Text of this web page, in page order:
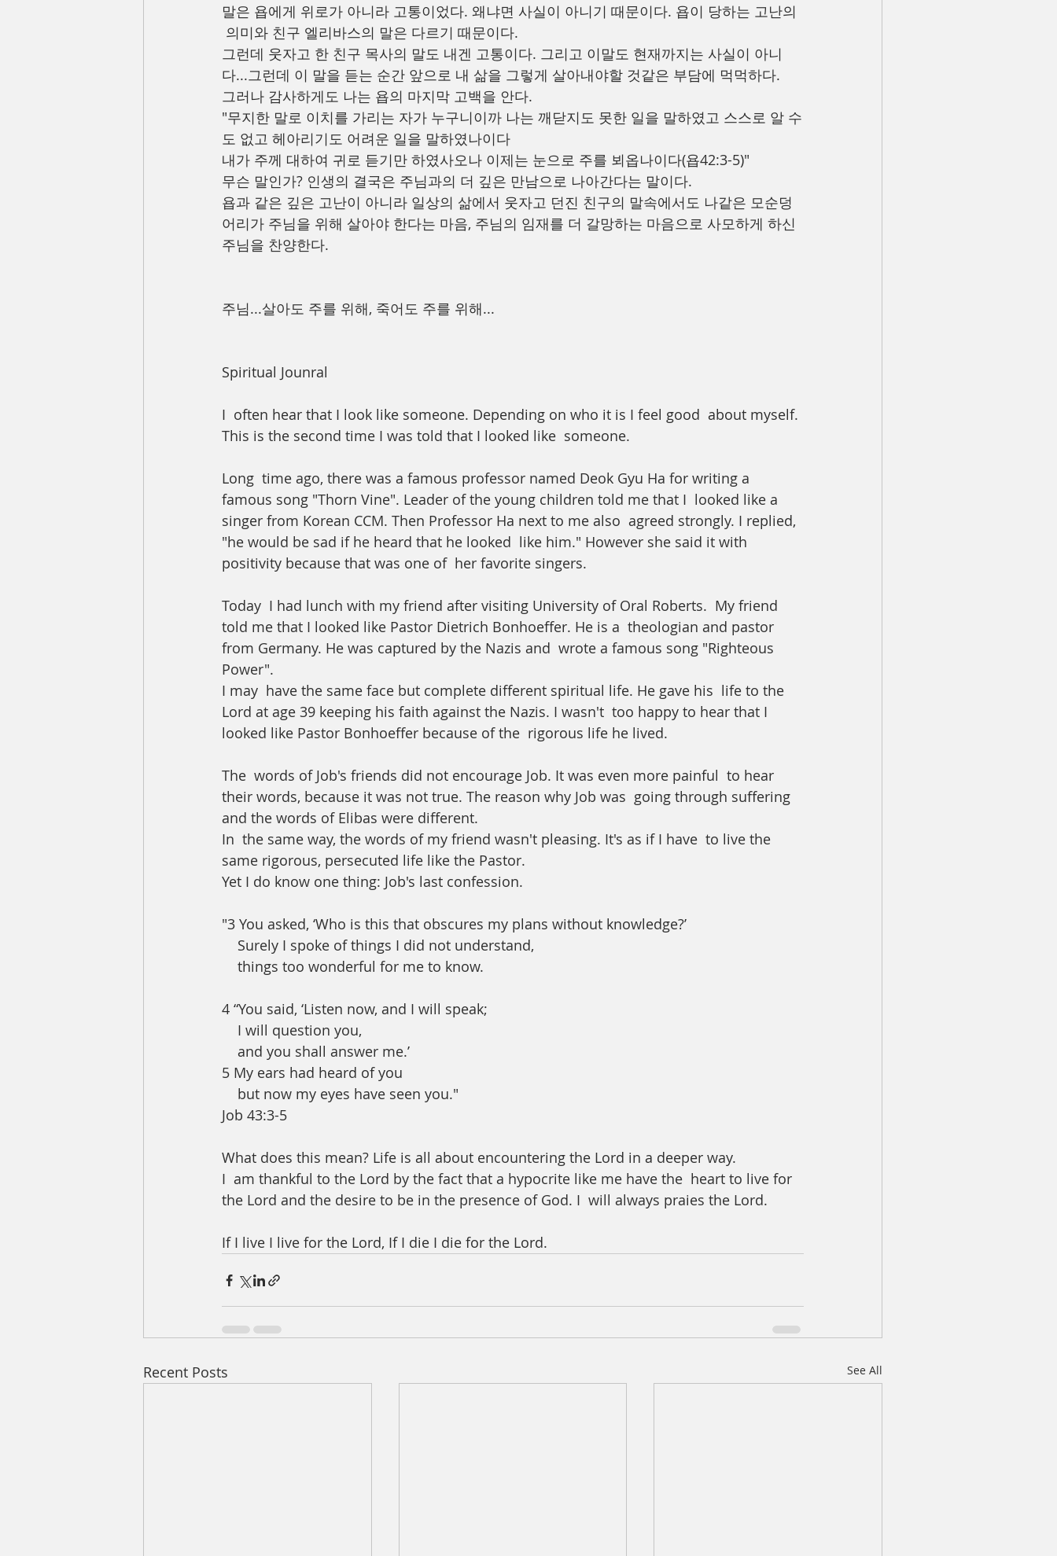
말은 욥에게 위로가 아니라 고통이었다. 왜냐면 사실이 아니기 때문이다. 욥이 당하는 고난의
의미와 친구 엘리바스의 말은 다르기 때문이다.
그런데 웃자고 한 친구 목사의 말도 내겐 고통이다. 그리고 이말도 현재까지는 사실이 아니
다...그런데 이 말을 듣는 순간 앞으로 내 삶을 그렇게 살아내야할 것같은 부담에 먹먹하다.
그러나 감사하게도 나는 욥의 마지막 고백을 안다.
"무지한 말로 이치를 가리는 자가 누구니이까 나는 깨닫지도 못한 일을 말하였고 스스로 알 수
도 없고 헤아리기도 어려운 일을 말하였나이다
내가 주께 대하여 귀로 듣기만 하였사오나 이제는 눈으로 주를 뵈옵나이다(욥42:3-5)"
무슨 말인가? 인생의 결국은 주님과의 더 깊은 만남으로 나아간다는 말이다.
욥과 같은 깊은 고난이 아니라 일상의 삶에서 웃자고 던진 친구의 말속에서도 나같은 모순덩
어리가 주님을 위해 살아야 한다는 마음, 주님의 임재를 더 갈망하는 마음으로 사모하게 하신
주님을 찬양한다.
주님...살아도 주를 위해, 죽어도 주를 위해...
Spiritual Jounral
I  often hear that I look like someone. Depending on who it is I feel good  about myself.
This is the second time I was told that I looked like  someone.
Long  time ago, there was a famous professor named Deok Gyu Ha for writing a
famous song "Thorn Vine". Leader of the young children told me that I  looked like a
singer from Korean CCM. Then Professor Ha next to me also  agreed strongly. I replied,
"he would be sad if he heard that he looked  like him." However she said it with
positivity because that was one of  her favorite singers.
Today  I had lunch with my friend after visiting University of Oral Roberts.  My friend
told me that I looked like Pastor Dietrich Bonhoeffer. He is a  theologian and pastor
from Germany. He was captured by the Nazis and  wrote a famous song "Righteous
Power".
I may  have the same face but complete different spiritual life. He gave his  life to the
Lord at age 39 keeping his faith against the Nazis. I wasn't  too happy to hear that I
looked like Pastor Bonhoeffer because of the  rigorous life he lived.
The  words of Job's friends did not encourage Job. It was even more painful  to hear
their words, because it was not true. The reason why Job was  going through suffering
and the words of Elibas were different.
In  the same way, the words of my friend wasn't pleasing. It's as if I have  to live the
same rigorous, persecuted life like the Pastor.
Yet I do know one thing: Job's last confession.
"3 You asked, ‘Who is this that obscures my plans without knowledge?’
    Surely I spoke of things I did not understand,
    things too wonderful for me to know.
4 “You said, ‘Listen now, and I will speak;
    I will question you,
    and you shall answer me.’
5 My ears had heard of you
    but now my eyes have seen you."
Job 43:3-5
What does this mean? Life is all about encountering the Lord in a deeper way.
I  am thankful to the Lord by the fact that a hypocrite like me have the  heart to live for
the Lord and the desire to be in the presence of God. I  will always praies the Lord.
If I live I live for the Lord, If I die I die for the Lord.
Recent Posts See All